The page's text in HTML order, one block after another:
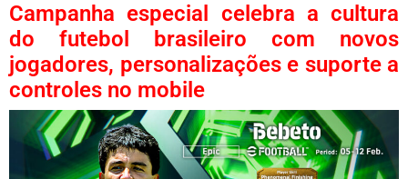
Campanha especial celebra a cultura
do futebol brasileiro com novos
jogadores, personalizações e suporte a
controles no mobile